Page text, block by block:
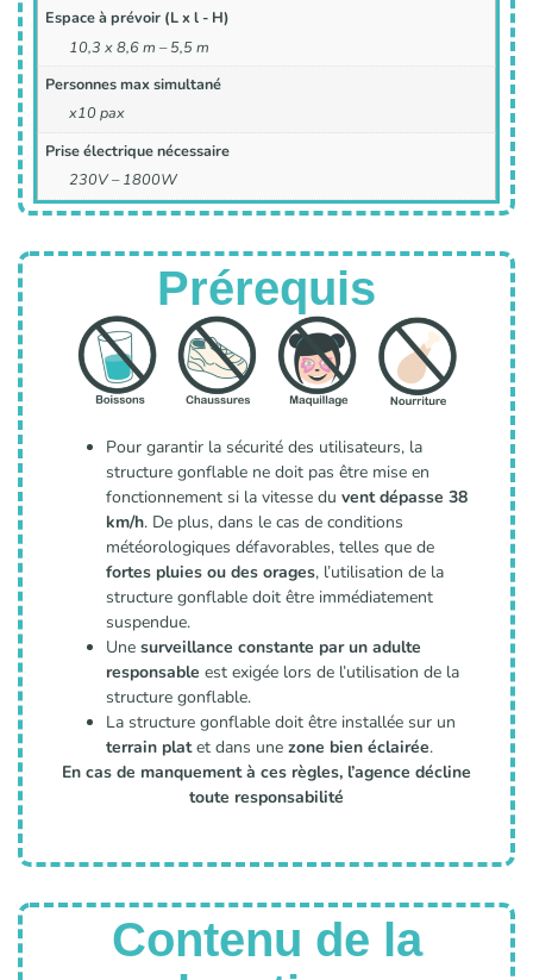
Espace à prévoir (L x l - H)
10,3 x 8,6 m – 5,5 m
Personnes max simultané
x10 pax
Prise électrique nécessaire
230V – 1800W
Prérequis
Pour garantir la sécurité des utilisateurs, la
structure gonflable ne doit pas être mise en
fonctionnement si la vitesse du vent dépasse 38
km/h. De plus, dans le cas de conditions
météorologiques défavorables, telles que de
fortes pluies ou des orages, l’utilisation de la
structure gonflable doit être immédiatement
suspendue.
Une surveillance constante par un adulte
responsable est exigée lors de l’utilisation de la
structure gonflable.
La structure gonflable doit être installée sur un
terrain platet dans une zone bien éclairée.
En cas de manquement à ces règles, l’agence décline
toute responsabilité
Contenu de la